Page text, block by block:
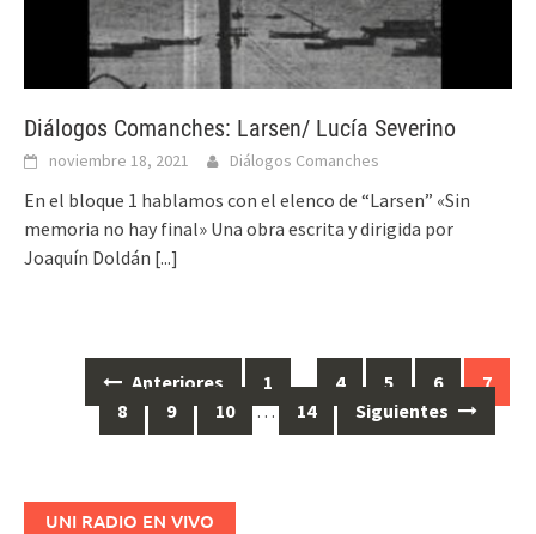
Diálogos Comanches: Larsen/ Lucía Severino
noviembre 18, 2021 Diálogos Comanches
En el bloque 1 hablamos con el elenco de “Larsen” «Sin
memoria no hay final» Una obra escrita y dirigida por
Joaquín Doldán [...]
Anteriores 1 … 4 5 6
7
8
9 10 … 14 Siguientes
UNI RADIO EN VIVO